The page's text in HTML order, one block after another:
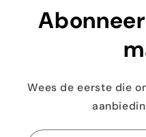
Wees de eerste die